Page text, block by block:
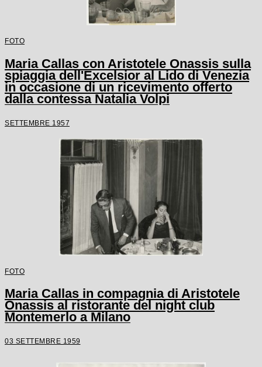
FOTO
Maria Callas con Aristotele Onassis sulla
spiaggia dell'Excelsior al Lido di Venezia
in occasione di un ricevimento offerto
dalla contessa Natalia Volpi
SETTEMBRE 1957
FOTO
Maria Callas in compagnia di Aristotele
Onassis al ristorante del night club
Montemerlo a Milano
03 SETTEMBRE 1959